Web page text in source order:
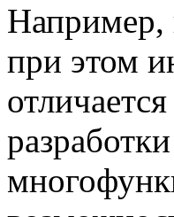
Например,
при этом